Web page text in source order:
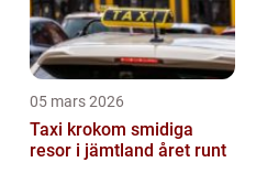
05 mars 2026
Taxi krokom smidiga
resor i jämtland året runt